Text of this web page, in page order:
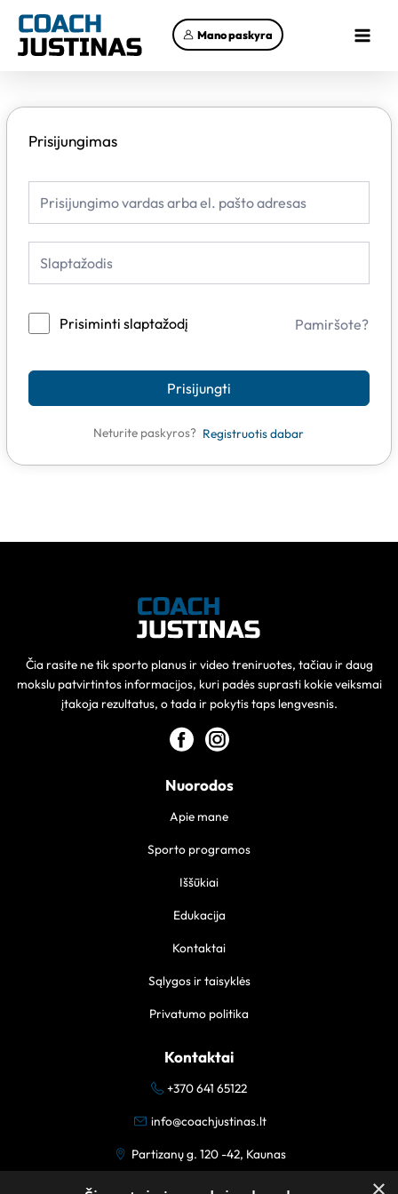
prie
turinio
Mano paskyra
Menu
Prisijungimas
Prisiminti slaptažodį Pamiršote?
Prisijungti
Neturite paskyros? Registruotis dabar
Čia rasite ne tik sporto planus ir video treniruotes, tačiau ir daug
mokslu patvirtintos informacijos, kuri padės suprasti kokie veiksmai
įtakoja rezultatus, o tada ir pokytis taps lengvesnis.
Nuorodos
Apie mane
Sporto programos
Iššūkiai
Edukacija
Kontaktai
Sąlygos ir taisyklės
Privatumo politika
Kontaktai
+370 641 65122
info@coachjustinas.lt
Partizanų g. 120 -42, Kaunas